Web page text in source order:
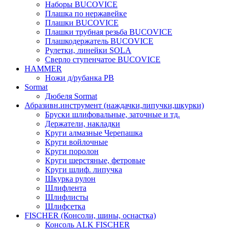
Наборы BUCOVICE
Плашка по нержавейке
Плашки BUCOVICE
Плашки трубная резьба BUCOVICE
Плашкодержатель BUCOVICE
Рулетки, линейки SOLA
Сверло ступенчатое BUCOVICE
HAMMER
Ножи д/рубанка РВ
Sormat
Дюбеля Sormat
Абразивн.инструмент (наждачки,липучки,шкурки)
Бруски шлифовальные, заточные и тд.
Держатели, накладки
Круги алмазные Черепашка
Круги войлочные
Круги поролон
Круги шерстяные, фетровые
Круги шлиф. липучка
Шкурка рулон
Шлифлента
Шлифлисты
Шлифсетка
FISCHER (Консоли, шины, оснастка)
Консоль ALK FISCHER